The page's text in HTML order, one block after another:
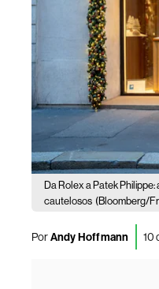
Da Rolex a Patek Philippe:
cautelosos (Bloomberg/
PorAndy Hoffmann 10